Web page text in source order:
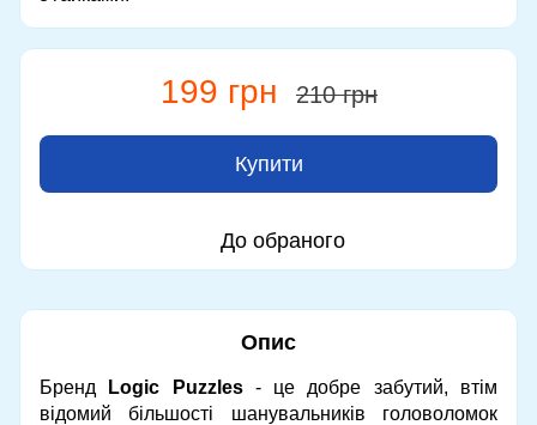
199 грн 210 грн
Купити
До обраного
Опис
Бренд Logic Puzzles- це добре забутий, втім
відомий більшості шанувальників головоломок